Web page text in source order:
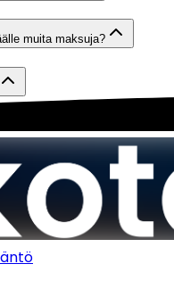
muita maksuja?